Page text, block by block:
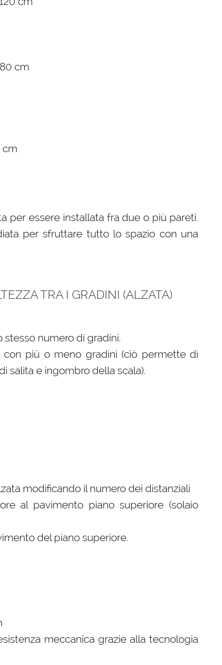
cm
cm
per essere installata fra due o più pareti.
per sfruttare tutto lo spazio con una
TRA I GRADINI (ALZATA)
numero di gradini.
con più o meno gradini (ciò permette di
salita e ingombro della scala).
modificando il numero dei distanziali
al pavimento piano superiore (solaio
del piano superiore.
meccanica grazie alla tecnologia